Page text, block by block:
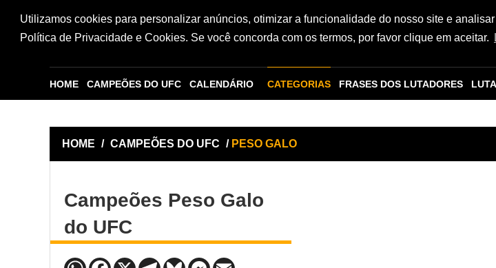
Utilizamos cookies para personalizar anúncios, otimizar a funcionalidade do nosso site e
Política de Privacidade e Cookies. Se você concorda com os termos, por favor clique em aceitar.
HOME CAMPEÕES DO UFC CALENDÁRIO CATEGORIAS FRASES DOS LUTADORES
HOME / CAMPEÕES DO UFC / PESO GALO
Campeões Peso Galo
do UFC